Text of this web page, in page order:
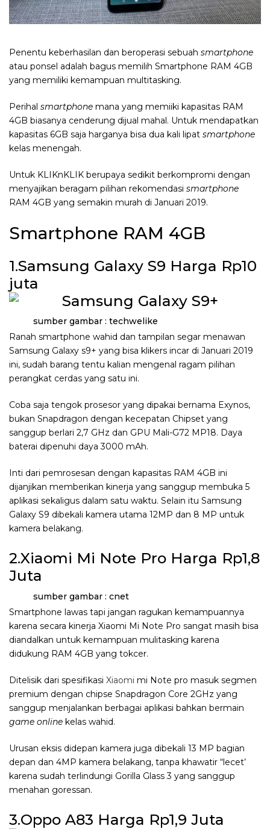
Penentu keberhasilan dan beroperasi sebuah smartphone
atau ponsel adalah bagus memilih Smartphone RAM 4GB
yang memiliki kemampuan multitasking.
Perihal smartphone mana yang memiiki kapasitas RAM
4GB biasanya cenderung dijual mahal. Untuk mendapatkan
kapasitas 6GB saja harganya bisa dua kali lipat smartphone
kelas menengah.
Untuk KLIKnKLIK berupaya sedikit berkompromi dengan
menyajikan beragam pilihan rekomendasi smartphone
RAM 4GB yang semakin murah di Januari 2019.
Smartphone RAM 4GB
1.Samsung Galaxy S9 Harga Rp10
juta
sumber gambar : techwelike
Ranah smartphone wahid dan tampilan segar menawan
Samsung Galaxy s9+ yang bisa klikers incar di Januari 2019
ini, sudah barang tentu kalian mengenal ragam pilihan
perangkat cerdas yang satu ini.
Coba saja tengok prosesor yang dipakai bernama Exynos,
bukan Snapdragon dengan kecepatan Chipset yang
sanggup berlari 2,7 GHz dan GPU Mali-G72 MP18. Daya
baterai dipenuhi daya 3000 mAh.
Inti dari pemrosesan dengan kapasitas RAM 4GB ini
dijanjikan memberikan kinerja yang sanggup membuka 5
aplikasi sekaligus dalam satu waktu. Selain itu Samsung
Galaxy S9 dibekali kamera utama 12MP dan 8 MP untuk
kamera belakang.
2.Xiaomi Mi Note Pro Harga Rp1,8
Juta
sumber gambar : cnet
Smartphone lawas tapi jangan ragukan kemampuannya
karena secara kinerja Xiaomi Mi Note Pro sangat masih bisa
diandalkan untuk kemampuan mulitasking karena
didukung RAM 4GB yang tokcer.
Ditelisik dari spesifikasi Xiaomi mi Note pro masuk segmen
premium dengan chipse Snapdragon Core 2GHz yang
sanggup menjalankan berbagai aplikasi bahkan bermain
game online kelas wahid.
Urusan eksis didepan kamera juga dibekali 13 MP bagian
depan dan 4MP kamera belakang, tanpa khawatir “lecet’
karena sudah terlindungi Gorilla Glass 3 yang sanggup
menahan goressan.
3.Oppo A83 Harga Rp1,9 Juta